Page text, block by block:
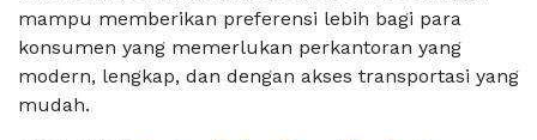
mampu memberikan preferensi lebih bagi para
konsumen yang memerlukan perkantoran yang
modern, lengkap, dan dengan akses transportasi yang
mudah.